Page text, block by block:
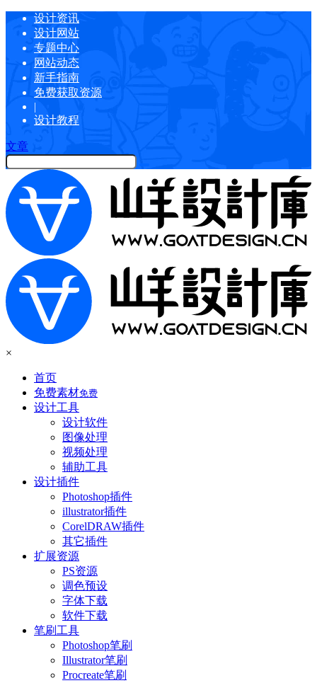
设计资讯
设计网站
专题中心
网站动态
新手指南
免费获取资源
|
设计教程
文章
×
首页
免费素材免费
设计工具
设计软件
图像处理
视频处理
辅助工具
设计插件
Photoshop插件
illustrator插件
CorelDRAW插件
其它插件
扩展资源
PS资源
调色预设
字体下载
软件下载
笔刷工具
Photoshop笔刷
Illustrator笔刷
Procreate笔刷